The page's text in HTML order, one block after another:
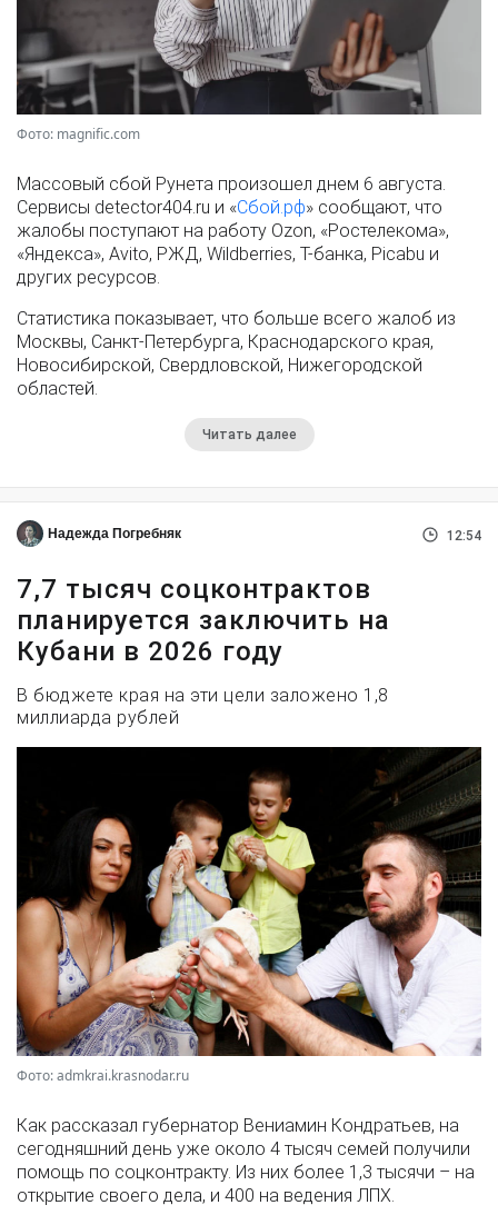
Фото: magnific.com
Массовый сбой Рунета произошел днем 6 августа.
Сервисы detector404.ru и «Сбой.рф» сообщают, что
жалобы поступают на работу Ozon, «Ростелекома»,
«Яндекса», Avito, РЖД, Wildberries, Т-банка, Picabu и
других ресурсов.
Статистика показывает, что больше всего жалоб из
Москвы, Санкт-Петербурга, Краснодарского края,
Новосибирской, Свердловской, Нижегородской
областей.
Читать далее
Надежда Погребняк 12:54
7,7 тысяч соцконтрактов
планируется заключить на
Кубани в 2026 году
В бюджете края на эти цели заложено 1,8
миллиарда рублей
Фото: admkrai.krasnodar.ru
Как рассказал губернатор Вениамин Кондратьев, на
сегодняшний день уже около 4 тысяч семей получили
помощь по соцконтракту. Из них более 1,3 тысячи – на
открытие своего дела, и 400 на ведения ЛПХ.